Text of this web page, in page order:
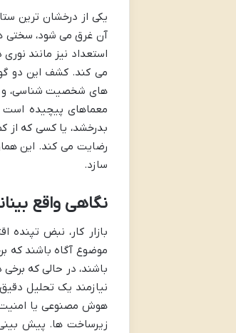
یکی از درخشان ترین
آن غرق می شود،
استعداد نیز مانند
می کند. کشف این دو
های شخصیت شناسی، و
معماهای پیچیده است
بدرخشد، یا کسی که از
رضایت می کند. این
سازد.
نگاهی واقع
بازار کار، نبض
موضوع آگاه باشند که
باشند، در حالی که
نیازمند یک تحلیل
هوش مصنوعی یا امنیت
زیرساخت ها. پیش